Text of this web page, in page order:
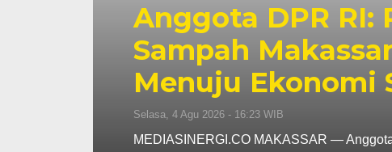
Anggota DPR RI:
Sampah
Menuju Ekonomi
Selasa, 4 Agu 2026 - 16:23 WIB
MEDIASINERGI.CO MAKASSAR —